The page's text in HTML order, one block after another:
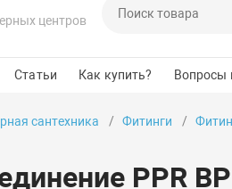
центров
Статьи Как купить? Вопросы
сантехника Фитинги
PPR